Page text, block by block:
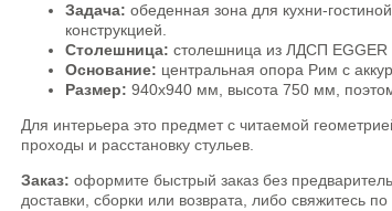
Задача: обеденная зона для кухни-
конструкцией.
Столешница: столешница из ЛДСП EGGER
Основание: центральная опора Рим с
Размер: 940х940 мм, высота 750 мм,
Для интерьера это предмет с читаемой
проходы и расстановку стульев.
Заказ: оформите быстрый заказ без
доставки, сборки или возврата, либо свяжитесь